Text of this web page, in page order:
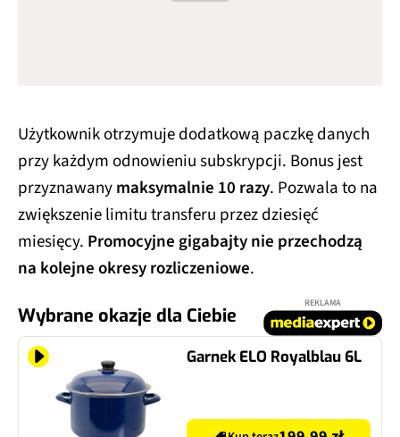
Użytkownik otrzymuje dodatkową paczkę danych
przy każdym odnowieniu subskrypcji. Bonus jest
przyznawanymaksymalnie 10 razy. Pozwala to na
zwiększenie limitu transferu przez dziesięć
miesięcy. Promocyjne gigabajty nie przechodzą
na kolejne okresy rozliczeniowe.
Wybrane okazje dla Ciebie
REKLAMA
Garnek ELO Royalblau 6L